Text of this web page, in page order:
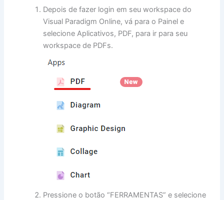
Depois de fazer login em seu workspace do
Visual Paradigm Online, vá para o Painel e
selecione Aplicativos, PDF, para ir para seu
workspace de PDFs.
Pressione o botão “FERRAMENTAS” e selecione